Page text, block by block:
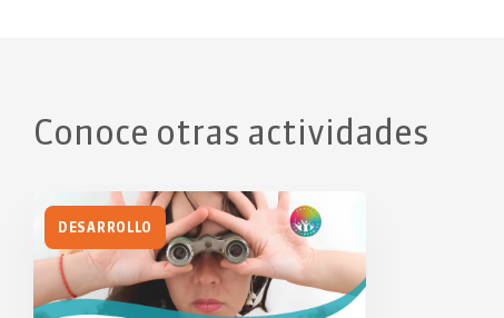
Conoce otras actividades
DESARROLLO